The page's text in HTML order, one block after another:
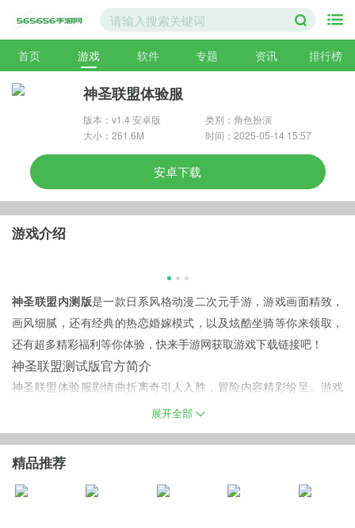
首页 游戏 软件 专题 资讯 排行榜
神圣联盟体验服
版本：v1.4 安卓版
类别：角色扮演
大小：261.6M
时间：2025-05-14 15:57
安卓下载
游戏介绍
神圣联盟内测版是一款日系风格动漫二次元手游，游戏画面精致，
画风细腻，还有经典的热恋婚嫁模式，以及炫酷坐骑等你来领取，
还有超多精彩福利等你体验，快来手游网获取游戏下载链接吧！
神圣联盟测试版官方简介
神圣联盟体验服剧情曲折离奇引人入胜，冒险内容精彩纷呈。游戏
为多人即时战斗，在游戏中玩家可以与好友一起游玩聊天、刷怪、
神圣联盟最新游戏特色
展开全部
精品推荐